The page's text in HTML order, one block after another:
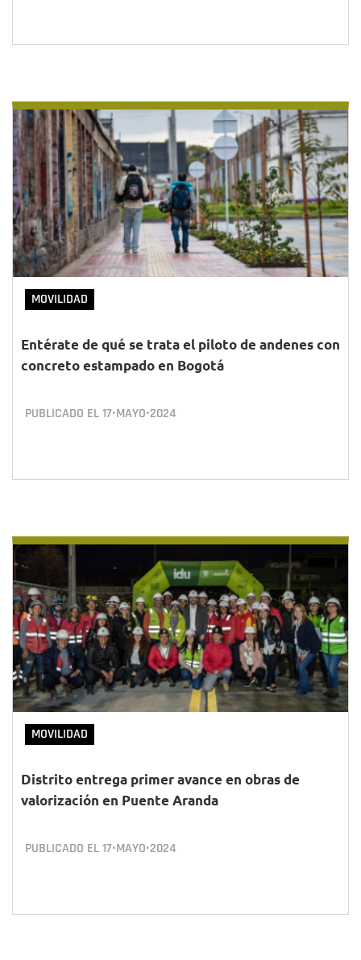
MOVILIDAD
Entérate de qué se trata el piloto de andenes con
concreto estampado en Bogotá
PUBLICADO EL17•MAYO•2024
MOVILIDAD
Distrito entrega primer avance en obras de
valorización en Puente Aranda
PUBLICADO EL17•MAYO•2024